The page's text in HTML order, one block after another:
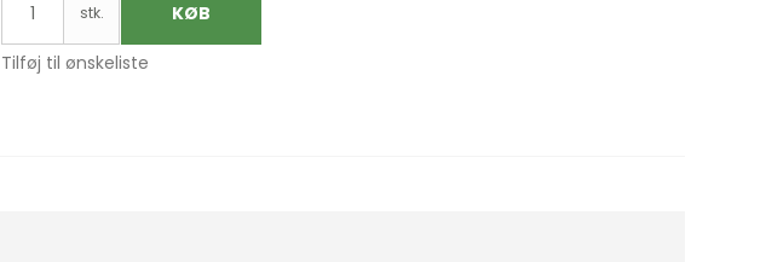
stk. KØB
Tilføj til ønskeliste